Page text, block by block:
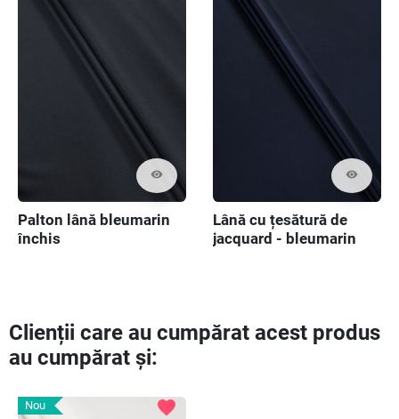
visibility
Palton lână bleumarin
închis
visibility
Lână cu țesătură de
jacquard - bleumarin
Clienții care au cumpărat acest produs
au cumpărat și:
Nou favorite